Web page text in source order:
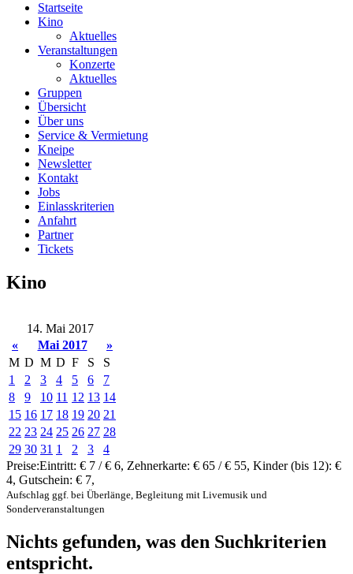
Startseite
Kino
Aktuelles
Veranstaltungen
Konzerte
Aktuelles
Gruppen
Übersicht
Über uns
Service & Vermietung
Kneipe
Newsletter
Kontakt
Jobs
Einlasskriterien
Anfahrt
Partner
Tickets
Kino
14. Mai 2017
«
Mai 2017
»
M D M D F S
S
1
2 3 4 5 6
7
8
9 10 11 12 13 14
15 16 17 18 19 20 21
22 23 24 25 26 27 28
29 30 31 1 2 3
4
Preise:Eintritt: € 7 / € 6, Zehnerkarte: € 65 / € 55, Kinder (bis 12): €
4, Gutschein: € 7,
Aufschlag ggf. bei Überlänge, Begleitung mit Livemusik und
Sonderveranstaltungen
Nichts gefunden, was den Suchkriterien
entspricht.